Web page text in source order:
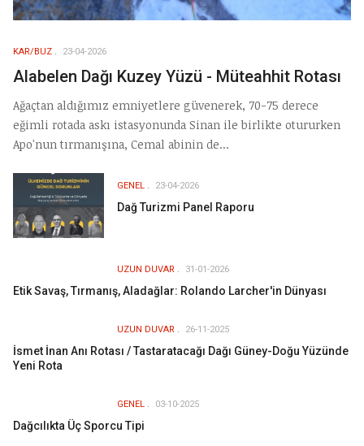
KAR/BUZ 23-04-2026
Alabelen Dağı Kuzey Yüzü - Müteahhit Rotası
Ağaçtan aldığımız emniyetlere güvenerek, 70-75 derece
eğimli rotada askı istasyonunda Sinan ile birlikte otururken
Apo'nun tırmanışına, Cemal abinin de...
GENEL 23-04-2026
Dağ Turizmi Panel Raporu
UZUN DUVAR 31-01-2026
Etik Savaş, Tırmanış, Aladağlar: Rolando Larcher'in Dünyası
UZUN DUVAR 26-11-2025
İsmet İnan Anı Rotası / Tastaratacağı Dağı Güney-Doğu Yüzünde
Yeni Rota
GENEL 03-10-2025
Dağcılıkta Üç Sporcu Tipi